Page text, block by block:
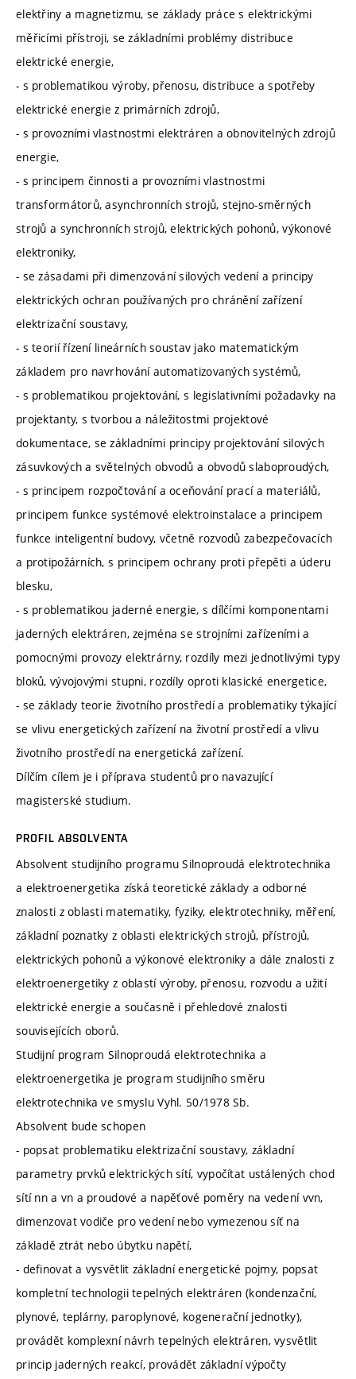
elektřiny a magnetizmu, se základy práce s elektrickými
měřicími přístroji, se základními problémy distribuce
elektrické energie,
- s problematikou výroby, přenosu, distribuce a spotřeby
elektrické energie z primárních zdrojů,
- s provozními vlastnostmi elektráren a obnovitelných zdrojů
energie,
- s principem činnosti a provozními vlastnostmi
transformátorů, asynchronních strojů, stejno-směrných
strojů a synchronních strojů, elektrických pohonů, výkonové
elektroniky,
- se zásadami při dimenzování silových vedení a principy
elektrických ochran používaných pro chránění zařízení
elektrizační soustavy,
- s teorií řízení lineárních soustav jako matematickým
základem pro navrhování automatizovaných systémů,
- s problematikou projektování, s legislativními požadavky na
projektanty, s tvorbou a náležitostmi projektové
dokumentace, se základními principy projektování silových
zásuvkových a světelných obvodů a obvodů slaboproudých,
- s principem rozpočtování a oceňování prací a materiálů,
principem funkce systémové elektroinstalace a principem
funkce inteligentní budovy, včetně rozvodů zabezpečovacích
a protipožárních, s principem ochrany proti přepěti a úderu
blesku,
- s problematikou jaderné energie, s dílčími komponentami
jaderných elektráren, zejména se strojními zařízeními a
pomocnými provozy elektrárny, rozdíly mezi jednotlivými typy
bloků, vývojovými stupni, rozdíly oproti klasické energetice,
- se základy teorie životního prostředí a problematiky týkající
se vlivu energetických zařízení na životní prostředí a vlivu
životního prostředí na energetická zařízení.
Dílčím cílem je i příprava studentů pro navazující
magisterské studium.
PROFIL ABSOLVENTA
Absolvent studijního programu Silnoproudá elektrotechnika
a elektroenergetika získá teoretické základy a odborné
znalosti z oblasti matematiky, fyziky, elektrotechniky, měření,
základní poznatky z oblasti elektrických strojů, přístrojů,
elektrických pohonů a výkonové elektroniky a dále znalosti z
elektroenergetiky z oblastí výroby, přenosu, rozvodu a užití
elektrické energie a současně i přehledové znalosti
souvisejících oborů.
Studijní program Silnoproudá elektrotechnika a
elektroenergetika je program studijního směru
elektrotechnika ve smyslu Vyhl. 50/1978 Sb.
Absolvent bude schopen
- popsat problematiku elektrizační soustavy, základní
parametry prvků elektrických sítí, vypočítat ustálených chod
sítí nn a vn a proudové a napěťové poměry na vedení vvn,
dimenzovat vodiče pro vedení nebo vymezenou síť na
základě ztrát nebo úbytku napětí,
- definovat a vysvětlit základní energetické pojmy, popsat
kompletní technologii tepelných elektráren (kondenzační,
plynové, teplárny, paroplynové, kogenerační jednotky),
provádět komplexní návrh tepelných elektráren, vysvětlit
princip jaderných reakcí, provádět základní výpočty